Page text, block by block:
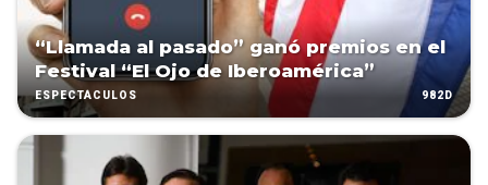
“Llamada al pasado” ganó premios en el
Festival “El Ojo de Iberoamérica”
ESPECTÁCULOS 982D